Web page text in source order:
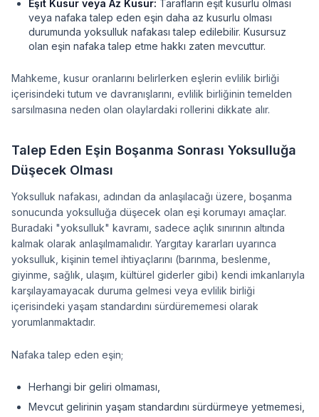
Eşit Kusur veya Az Kusur: Tarafların eşit kusurlu olması
veya nafaka talep eden eşin daha az kusurlu olması
durumunda yoksulluk nafakası talep edilebilir. Kusursuz
olan eşin nafaka talep etme hakkı zaten mevcuttur.
Mahkeme, kusur oranlarını belirlerken eşlerin evlilik birliği
içerisindeki tutum ve davranışlarını, evlilik birliğinin temelden
sarsılmasına neden olan olaylardaki rollerini dikkate alır.
Talep Eden Eşin Boşanma Sonrası Yoksulluğa
Düşecek Olması
Yoksulluk nafakası, adından da anlaşılacağı üzere, boşanma
sonucunda yoksulluğa düşecek olan eşi korumayı amaçlar.
Buradaki "yoksulluk" kavramı, sadece açlık sınırının altında
kalmak olarak anlaşılmamalıdır. Yargıtay kararları uyarınca
yoksulluk, kişinin temel ihtiyaçlarını (barınma, beslenme,
giyinme, sağlık, ulaşım, kültürel giderler gibi) kendi imkanlarıyla
karşılayamayacak duruma gelmesi veya evlilik birliği
içerisindeki yaşam standardını sürdürememesi olarak
yorumlanmaktadır.
Nafaka talep eden eşin;
Herhangi bir geliri olmaması,
Mevcut gelirinin yaşam standardını sürdürmeye yetmemesi,